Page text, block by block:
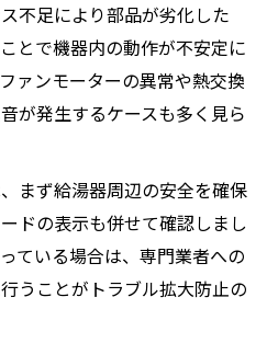
不足により部品が劣化した
とで機器内の動作が不安定に
ァンモーターの異常や熱交換
が発生するケースも多く見ら
まず給湯器周辺の安全を確保
ドの表示も併せて確認しまし
ている場合は、専門業者への
うことがトラブル拡大防止の